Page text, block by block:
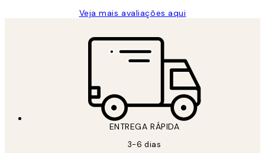
Veja mais avaliações aqui
ENTREGA RÁPIDA
3-6 dias